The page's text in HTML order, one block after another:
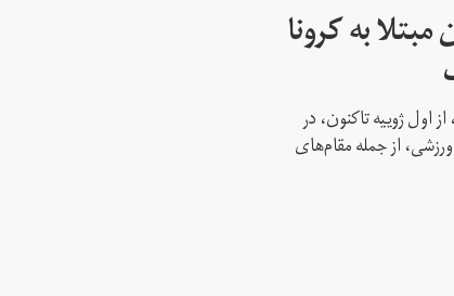
به کرونا
اول ژوییه تاکنون، در
ورزشی، از جمله مقام‌های